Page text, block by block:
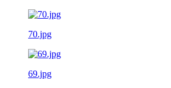
70.jpg
69.jpg